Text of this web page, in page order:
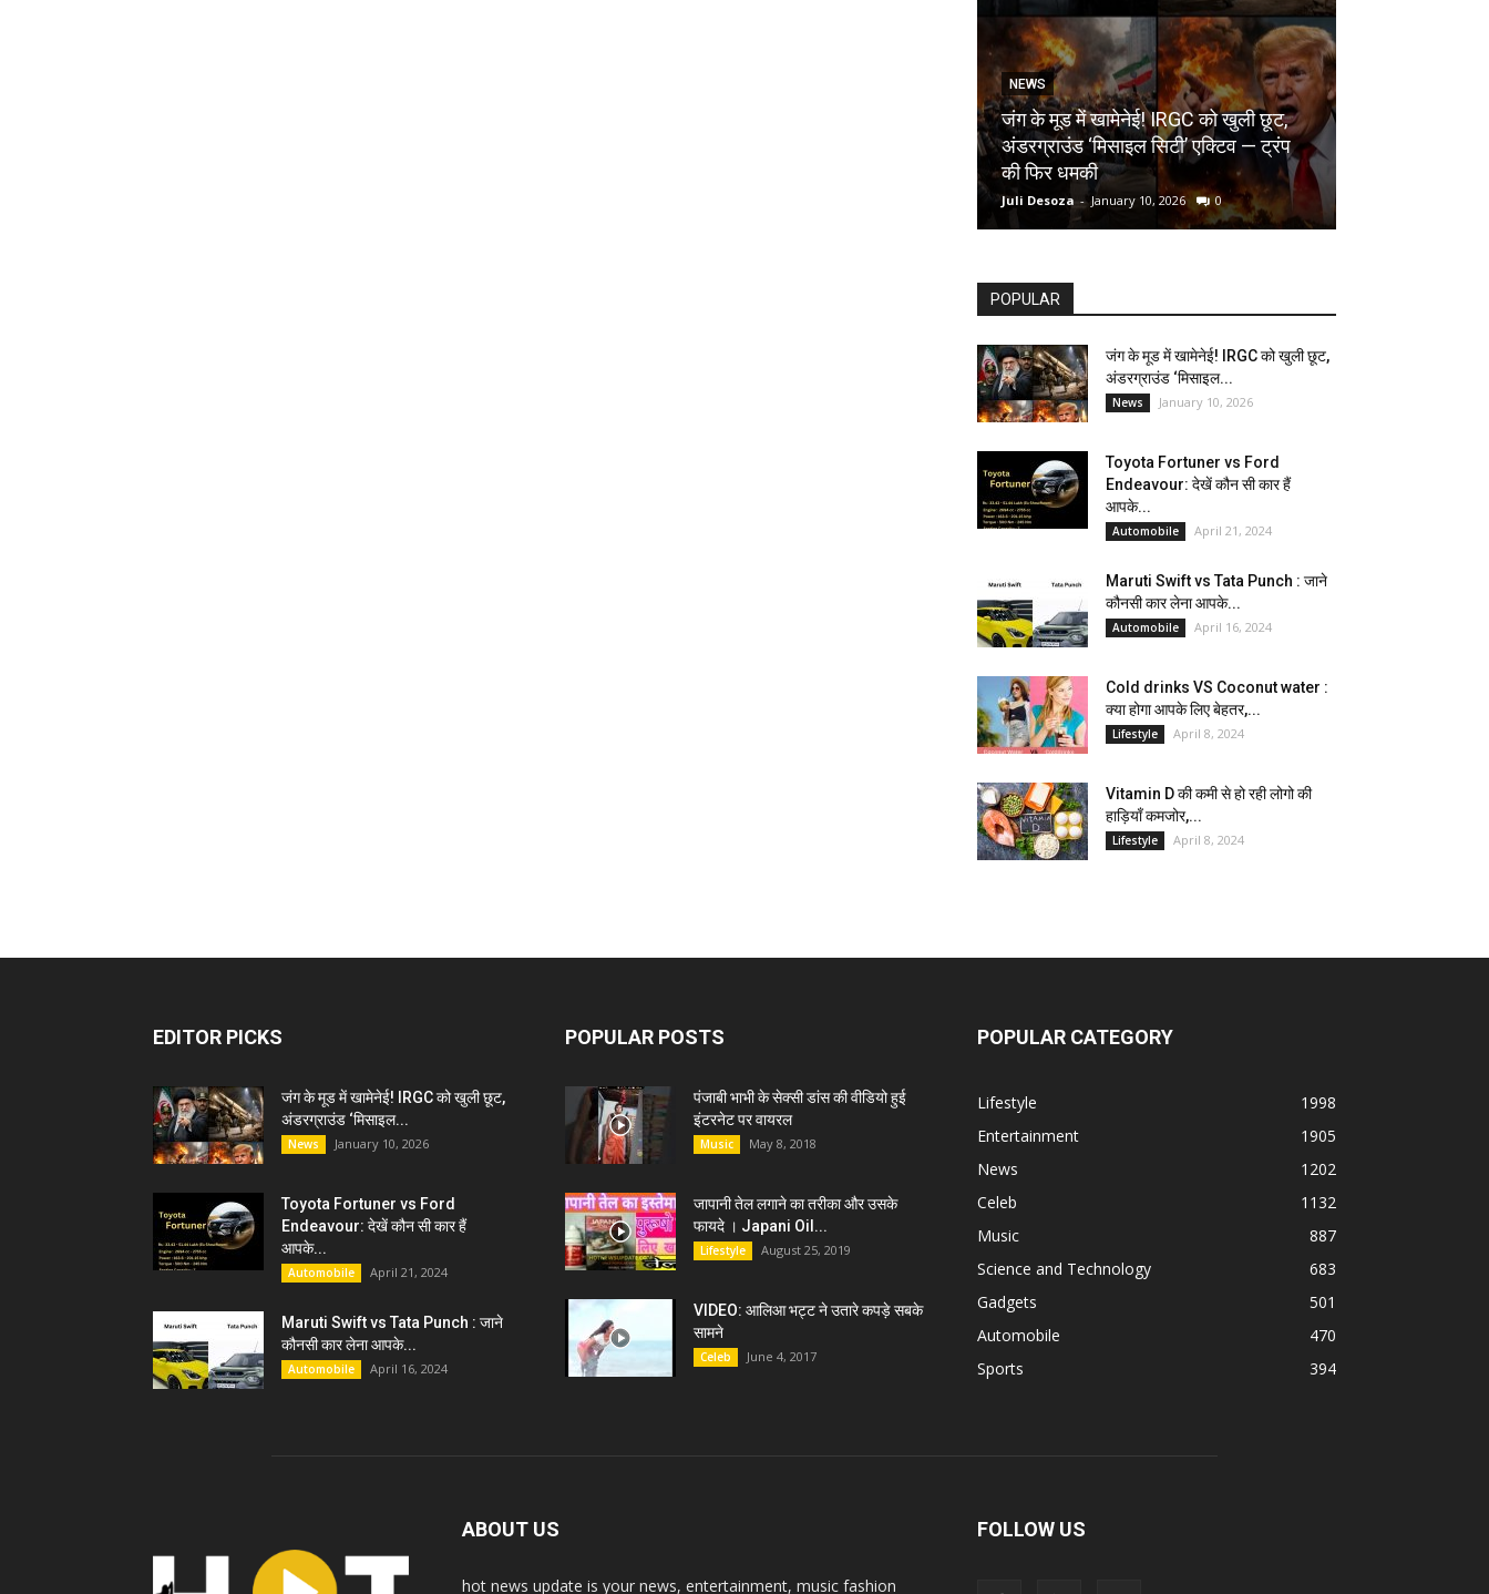
NEWS
जंग के मूड में खामेनेई! IRGC को खुली छूट,
अंडरग्राउंड ‘मिसाइल सिटी’ एक्टिव — ट्रंप
की फिर धमकी
Juli Desoza - January 10, 2026 0
POPULAR
जंग के मूड में खामेनेई! IRGC को खुली छूट,
अंडरग्राउंड ‘मिसाइल...
News January 10, 2026
Toyota Fortuner vs Ford
Endeavour: देखें कौन सी कार हैं
आपके...
Automobile April 21, 2024
Maruti Swift vs Tata Punch : जाने
कौनसी कार लेना आपके...
Automobile April 16, 2024
Cold drinks VS Coconut water :
क्या होगा आपके लिए बेहतर,...
Lifestyle April 8, 2024
Vitamin D की कमी से हो रही लोगो की
हाड़ियाँ कमजोर,...
Lifestyle April 8, 2024
EDITOR PICKS
जंग के मूड में खामेनेई! IRGC को खुली छूट,
अंडरग्राउंड ‘मिसाइल...
News January 10, 2026
Toyota Fortuner vs Ford
Endeavour: देखें कौन सी कार हैं
आपके...
Automobile April 21, 2024
Maruti Swift vs Tata Punch : जाने
कौनसी कार लेना आपके...
Automobile April 16, 2024
POPULAR POSTS
पंजाबी भाभी के सेक्सी डांस की वीडियो हुई
इंटरनेट पर वायरल
Music May 8, 2018
जापानी तेल लगाने का तरीका और उसके
फायदे । Japani Oil...
Lifestyle August 25, 2019
VIDEO: आलिआ भट्ट ने उतारे कपड़े सबके
सामने
Celeb June 4, 2017
POPULAR CATEGORY
Lifestyle
1998
Entertainment
1905
News
1202
Celeb
1132
Music
887
Science and Technology
683
Gadgets
501
Automobile
470
Sports
394
ABOUT US
hot news update is your news, entertainment, music fashion
FOLLOW US